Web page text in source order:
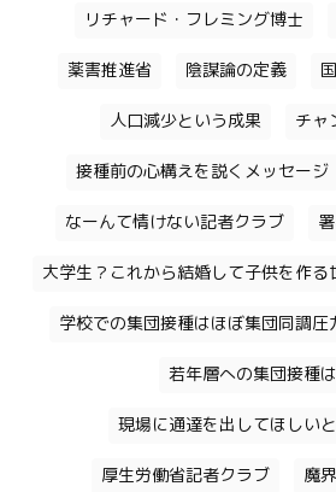
リチャード・フレミング博士
薬害推進省 陰謀論の定義
人口減少という成果 チャ
接種前の心構えを説くメッセージ
なーんて情けない記者クラブ
大学生？これから結婚して子供を作
学校での集団接種はほぼ集団同調圧
若年層への集団接種
現場に通達を出してほしい
厚生労働省記者クラブ 魔